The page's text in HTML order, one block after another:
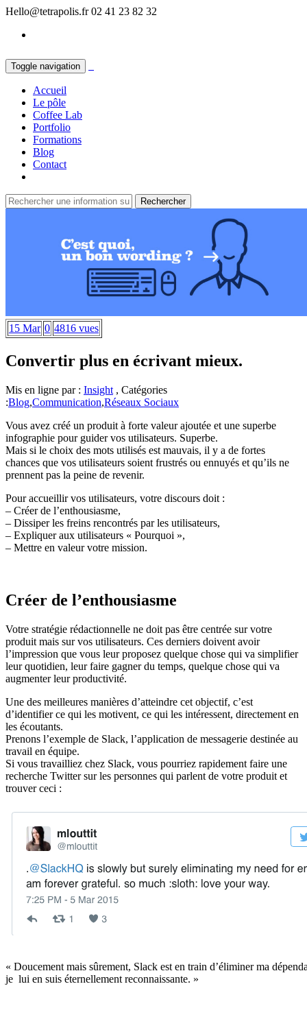
Hello@tetrapolis.fr 02 41 23 82 32
Toggle navigation
Accueil
Le pôle
Coffee Lab
Portfolio
Formations
Blog
Contact
15 Mar 0 4816 vues
Convertir plus en écrivant mieux.
Mis en ligne par : Insight , Catégories
:Blog,Communication,Réseaux Sociaux
Vous avez créé un produit à forte valeur ajoutée et une superbe
infographie pour guider vos utilisateurs. Superbe.
Mais si le choix des mots utilisés est mauvais, il y a de fortes
chances que vos utilisateurs soient frustrés ou ennuyés et qu’ils ne
prennent pas la peine de revenir.
Pour accueillir vos utilisateurs, votre discours doit :
– Créer de l’enthousiasme,
– Dissiper les freins rencontrés par les utilisateurs,
– Expliquer aux utilisateurs « Pourquoi »,
– Mettre en valeur votre mission.
Créer de l’enthousiasme
Votre stratégie rédactionnelle ne doit pas être centrée sur votre
produit mais sur vos utilisateurs. Ces derniers doivent avoir
l’impression que vous leur proposez quelque chose qui va simplifier
leur quotidien, leur faire gagner du temps, quelque chose qui va
augmenter leur productivité.
Une des meilleures manières d’atteindre cet objectif, c’est
d’identifier ce qui les motivent, ce qui les intéressent, directement en
les écoutants.
Prenons l’exemple de Slack, l’application de messagerie destinée au
travail en équipe.
Si vous travailliez chez Slack, vous pourriez rapidement faire une
recherche Twitter sur les personnes qui parlent de votre produit et
trouver ceci :
« Doucement mais sûrement, Slack est en train d’éliminer ma
je lui en suis éternellement reconnaissante. »